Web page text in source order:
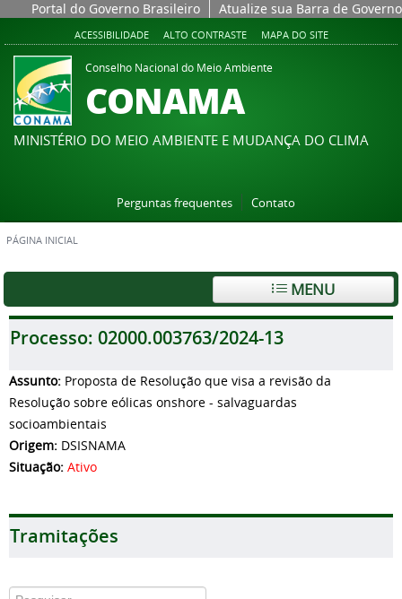
Portal do Governo Brasileiro Atualize sua Barra de Governo
ACESSIBILIDADE ALTO CONTRASTE MAPA DO SITE
Conselho Nacional do Meio Ambiente
CONAMA
MINISTÉRIO DO MEIO AMBIENTE E MUDANÇA DO CLIMA
Perguntas frequentes Contato
PÁGINA INICIAL
MENU
Processo: 02000.003763/2024-13
Assunto: Proposta de Resolução que visa a revisão da
Resolução sobre eólicas onshore - salvaguardas
socioambientais
Origem: DSISNAMA
Situação: Ativo
Tramitações